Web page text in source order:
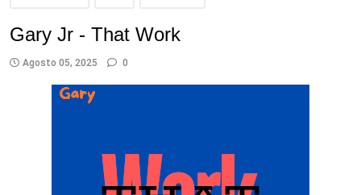
Gary Jr - That Work
Agosto 05, 2025 0